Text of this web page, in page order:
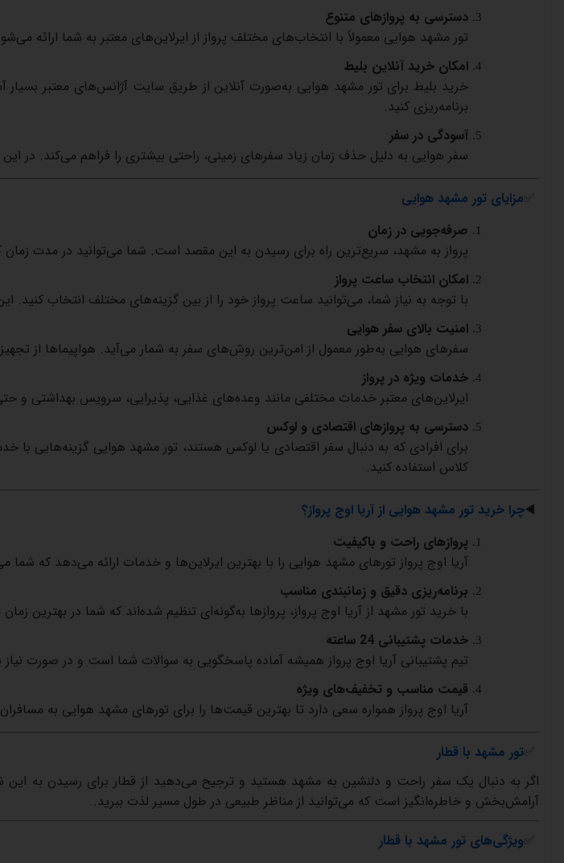
دسترسی به پروازهای متنوع
تور مشهد هوایی معمولاً با انتخاب‌های مختلف پرواز از ایرلاین‌های معتبر به شما ارائه
امکان خرید آنلاین بلیط
خرید بلیط برای تور مشهد هوایی به‌صورت آنلاین از طریق سایت آژانس‌های معتبر بسیار
برنامه‌ریزی کنید.
آسودگی در سفر
سفر هوایی به دلیل حذف زمان زیاد سفرهای زمینی، راحتی بیشتری را فراهم می‌کند. در این
مزایای تور مشهد هوایی
صرفه‌جویی در زمان
پرواز به مشهد، سریع‌ترین راه برای رسیدن به این مقصد است. شما می‌توانید در مدت زمان
امکان انتخاب ساعت پرواز
با توجه به نیاز شما، می‌توانید ساعت پرواز خود را از بین گزینه‌های مختلف انتخاب کنید.
امنیت بالای سفر هوایی
سفرهای هوایی به‌طور معمول از امن‌ترین روش‌های سفر به شمار می‌آید. هواپیماها از
خدمات ویژه در پرواز
ایرلاین‌های معتبر خدمات مختلفی مانند وعده‌های غذایی، پذیرایی، سرویس بهداشتی و
دسترسی به پروازهای اقتصادی و لوکس
برای افرادی که به دنبال سفر اقتصادی یا لوکس هستند، تور مشهد هوایی گزینه‌هایی با
کلاس استفاده کنید.
◀️چرا خرید تور مشهد هوایی از آریا اوج پرواز؟
پروازهای راحت و باکیفیت
آریا اوج پرواز تورهای مشهد هوایی را با بهترین ایرلاین‌ها و خدمات ارائه می‌دهد که شما
برنامه‌ریزی دقیق و زمانبندی مناسب
با خرید تور مشهد از آریا اوج پرواز، پروازها به‌گونه‌ای تنظیم شده‌اند که شما در بهترین زمان
خدمات پشتیبانی
ساعته
تیم پشتیبانی آریا اوج پرواز همیشه آماده پاسخگویی به سوالات شما است و در صورت نیاز
قیمت مناسب و تخفیف‌های ویژه
آریا اوج پرواز همواره سعی دارد تا بهترین قیمت‌ها را برای تورهای مشهد هوایی به مسافران
تور مشهد با قطار
اگر به دنبال یک سفر راحت و دلنشین به مشهد هستید و ترجیح می‌دهید از قطار برای رسیدن به این
آرامش‌بخش و خاطره‌انگیز است که می‌توانید از مناظر طبیعی در طول مسیر لذت ببرید.
ویژگی‌های تور مشهد با قطار